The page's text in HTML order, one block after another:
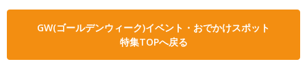
GW(ゴールデンウィーク)イベント・おでかけスポット
特集TOPへ戻る